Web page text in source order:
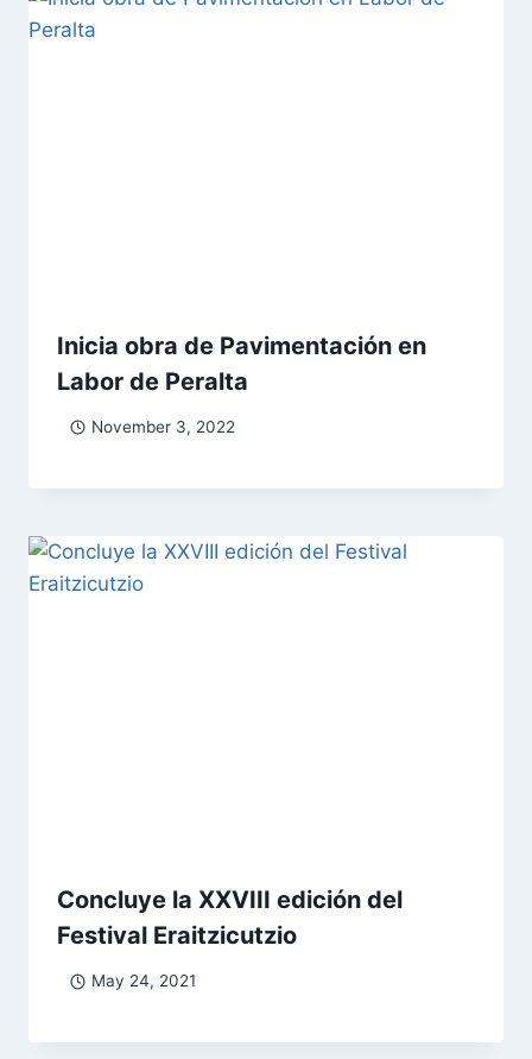
Inicia obra de Pavimentación en
Labor de Peralta
November 3, 2022
Concluye la XXVIII edición del
Festival Eraitzicutzio
May 24, 2021